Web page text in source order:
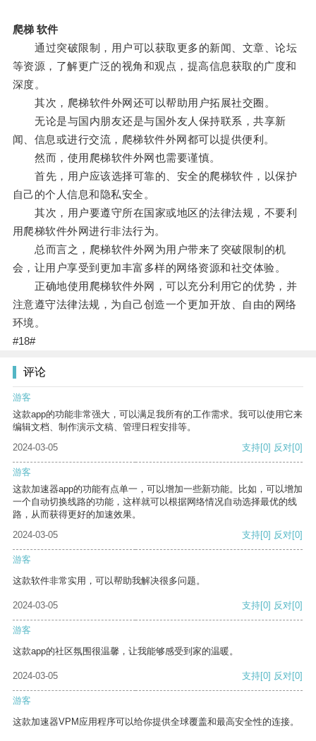
爬梯 软件
通过突破限制，用户可以获取更多的新闻、文章、论坛
等资源，了解更广泛的视角和观点，提高信息获取的广度和
深度。
其次，爬梯软件外网还可以帮助用户拓展社交圈。
无论是与国内朋友还是与国外友人保持联系，共享新
闻、信息或进行交流，爬梯软件外网都可以提供便利。
然而，使用爬梯软件外网也需要谨慎。
首先，用户应该选择可靠的、安全的爬梯软件，以保护
自己的个人信息和隐私安全。
其次，用户要遵守所在国家或地区的法律法规，不要利
用爬梯软件外网进行非法行为。
总而言之，爬梯软件外网为用户带来了突破限制的机
会，让用户享受到更加丰富多样的网络资源和社交体验。
正确地使用爬梯软件外网，可以充分利用它的优势，并
注意遵守法律法规，为自己创造一个更加开放、自由的网络
环境。
#18#
评论
游客
这款app的功能非常强大，可以满足我所有的工作需求。我可以使用它来
编辑文档、制作演示文稿、管理日程安排等。
2024-03-05
支持[0] 反对[0]
游客
这款加速器app的功能有点单一，可以增加一些新功能。比如，可以增加
一个自动切换线路的功能，这样就可以根据网络情况自动选择最优的线
路，从而获得更好的加速效果。
2024-03-05
支持[0] 反对[0]
游客
这款软件非常实用，可以帮助我解决很多问题。
2024-03-05 支持[0] 反对[0]
游客
这款app的社区氛围很温馨，让我能够感受到家的温暖。
2024-03-05 支持[0] 反对[0]
游客
这款加速器VPM应用程序可以给你提供全球覆盖和最高安全性的连接。